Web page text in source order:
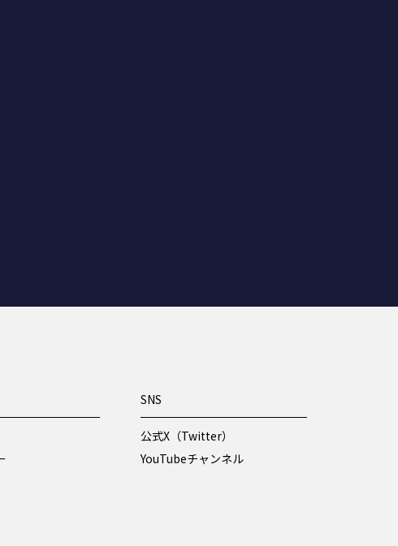
SNS
公式X（Twitter）
YouTubeチャンネル